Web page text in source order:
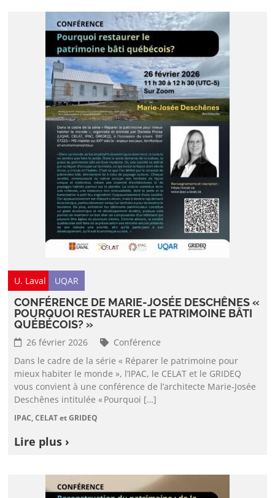
U. Laval UQAR
CONFÉRENCE DE MARIE-JOSÉE DESCHÊNES «
POURQUOI RESTAURER LE PATRIMOINE BÂTI
QUÉBÉCOIS? »
26 février 2026
Conférence
Dans le cadre de la série « Réparer le patrimoine pour
mieux habiter le monde », l’IPAC, le CELAT et le GRIDEQ
vous convient à une conférence de l’architecte Marie‑Josée
Deschênes intitulée « Pourquoi […]
IPAC, CELAT et GRIDEQ
Lire plus ›